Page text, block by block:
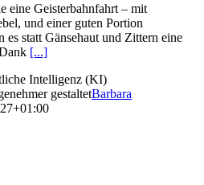
eine Geisterbahnfahrt – mit
und einer guten Portion
statt Gänsehaut und Zittern eine
[...]
Intelligenz (KI)
gestaltetBarbara